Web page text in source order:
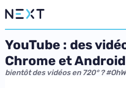
YouTube : des
Chrome et
bientôt des vidéos en 720° ?